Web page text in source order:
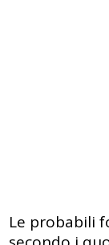
Le probabili